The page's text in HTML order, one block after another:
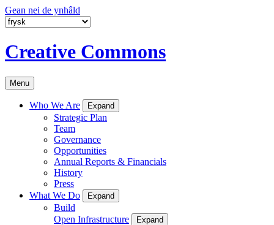
Gean nei de ynhâld
Creative Commons
Menu
Who We Are Expand
Strategic Plan
Team
Governance
Opportunities
Annual Reports & Financials
History
Press
What We Do
Expand
Build
Open Infrastructure
Expand